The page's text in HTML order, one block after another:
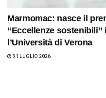
Marmomac: nasce il
“Eccellenze
l’Università di Verona
31 LUGLIO 2026